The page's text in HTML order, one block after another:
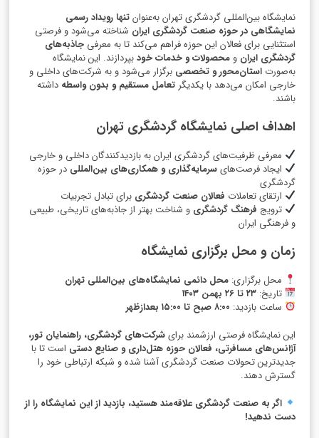
نمایشگاه بین‌المللی گردشگری تهران به‌عنوانتنها رویداد رسمی
نمایشگاهی در حوزه صنعت گردشگری ایران شناخته می‌شود و فرصتی
استثنایی برای فعالان این حوزه فراهم می‌کند تا به معرفیجاذبه‌های
گردشگری ایران ومحصولات و خدمات خودبپردازند. این نمایشگاه
به‌صورتاستان‌محور و تخصصی برگزار می‌شود و به شرکت‌های داخلی و
خارجی امکان می‌دهد با یکدیگرتعامل مستقیم و بدون واسطه داشته
باشند.
اهداف اصلی نمایشگاه گردشگری تهران
معرفی ظرفیت‌های گردشگری ایران به بازدیدکنندگان داخلی و خارجی
ایجاد فرصت‌هایسرمایه‌گذاری و همکاری‌های بین‌المللی در حوزه
گردشگری
ارتقای تعاملات فعالان صنعت گردشگری برای تبادل تجربیات
ترویج فرهنگ گردشگری و شناخت بهتر از جاذبه‌های تاریخی، طبیعی
و فرهنگی ایران
زمان و محل برگزاری نمایشگاه
محل برگزاری:محل دائمی نمایشگاه‌های بین‌المللی تهران
تاریخ:۲۳ تا ۲۶ بهمن ۱۴۰۳
ساعت بازدید: ۸:۰۰ صبح تا ۱۵:۰۰ بعدازظهر
این نمایشگاه فرصتی ارزشمند برایشرکت‌های گردشگری، راهنمایان تور،
آژانس‌های مسافرتی، فعالان حوزه هتل‌داری و صنایع دستی است تا با
جدیدترین تحولات صنعت گردشگری آشنا شده و شبکه ارتباطی خود را
گسترش دهند.
اگر به صنعت گردشگری علاقه‌مند هستید، بازدید از این نمایشگاه را از
دست ندهید!